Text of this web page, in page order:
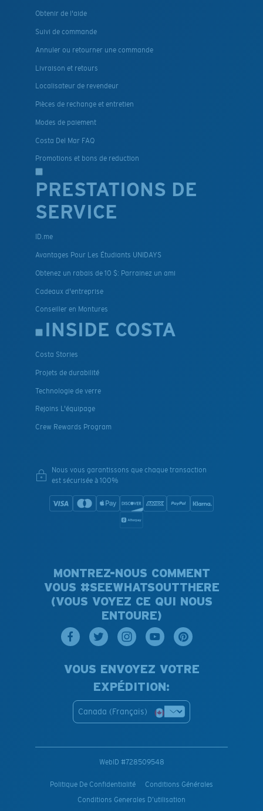
Obtenir de l'aide
Suivi de commande
Annuler ou retourner une commande
Livraison et retours
Localisateur de revendeur
Pièces de rechange et entretien
Modes de paiement
Costa Del Mar FAQ
Promotions et bons de reduction
PRESTATIONS DE
SERVICE
ID.me
Avantages Pour Les Étudiants UNIDAYS
Obtenez un rabais de 10 $: Parrainez un ami
Cadeaux d'entreprise
Conseiller en Montures
INSIDE COSTA
Costa Stories
Projets de durabilité
Technologie de verre
Rejoins L'équipage
Crew Rewards Program
Nous vous garantissons que chaque transaction
est sécurisée à 100%
MONTREZ-NOUS COMMENT
VOUS #SEEWHATSOUTTHERE
(VOUS VOYEZ CE QUI NOUS
ENTOURE)
VOUS ENVOYEZ VOTRE
EXPÉDITION:
Canada (Français)
WebID #728509548
Politique De Confidentialité
Conditions Générales
Conditions Generales D’utilisation